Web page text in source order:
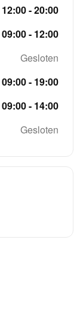
12:00 - 20:00
09:00 - 12:00
Gesloten
09:00 - 19:00
09:00 - 14:00
Gesloten